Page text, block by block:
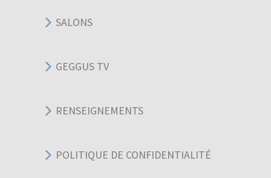
SALONS
GEGGUS TV
RENSEIGNEMENTS
POLITIQUE DE CONFIDENTIALITÉ